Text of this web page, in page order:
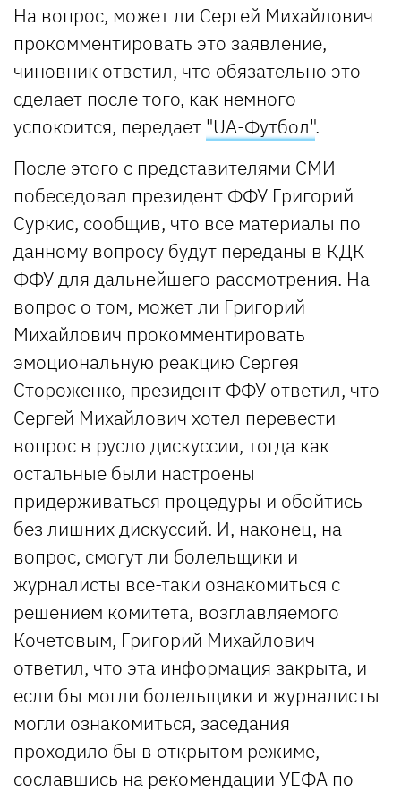
На вопрос, может ли Сергей Михайлович
прокомментировать это заявление,
чиновник ответил, что обязательно это
сделает после того, как немного
успокоится, передает "UA-Футбол".
После этого с представителями СМИ
побеседовал президент ФФУ Григорий
Суркис, сообщив, что все материалы по
данному вопросу будут переданы в КДК
ФФУ для дальнейшего рассмотрения. На
вопрос о том, может ли Григорий
Михайлович прокомментировать
эмоциональную реакцию Сергея
Стороженко, президент ФФУ ответил, что
Сергей Михайлович хотел перевести
вопрос в русло дискуссии, тогда как
остальные были настроены
придерживаться процедуры и обойтись
без лишних дискуссий. И, наконец, на
вопрос, смогут ли болельщики и
журналисты все-таки ознакомиться с
решением комитета, возглавляемого
Кочетовым, Григорий Михайлович
ответил, что эта информация закрыта, и
если бы могли болельщики и журналисты
могли ознакомиться, заседания
проходило бы в открытом режиме,
сославшись на рекомендации УЕФА по